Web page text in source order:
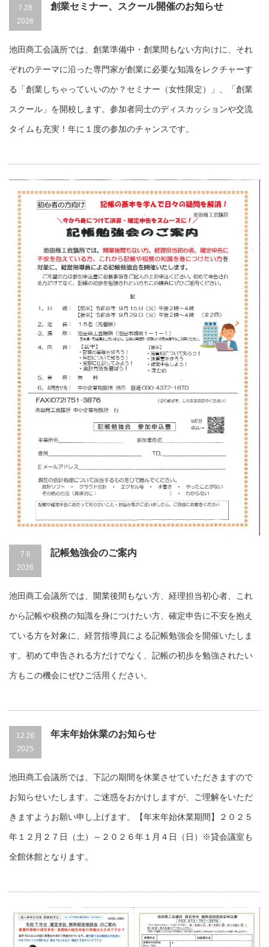
7.28
2026
創業セミナー、スクール開催のお知らせ
池田商工会議所では、創業準備中・創業間もない方向けに、それ
ぞれのテーマに沿った専門家が創業に必要な知識をレクチャーす
る「創業しちゃっていいのか？セミナー（女性限定）」、「創業
スクール」を開校します。参加者同士のディスカッションや交流
タイムも充実！年に１度の参加のチャンスです。
7.6
2026
記帳勉強会のご案内
池田商工会議所では、開業後間もない方、経理担当初心者、これ
から記帳や税務の知識を身につけたい方、確定申告に不安を抱え
ている方を対象に、経営指導員による記帳勉強会を開催いたしま
す。初めて申告される方だけでなく、記帳の初歩を勉強されたい
方もこの機会にぜひご活用ください。
12.26
2025
年末年始休業のお知らせ
池田商工会議所では、下記の期間を休業させていただきますので
お知らせいたします。ご迷惑をおかけしますが、ご理解をいただ
きますようお願い申し上げます。【年末年始休業期間】２０２５
年１２月２７日（土）～２０２６年１月４日（日）※貸会議室も
全館休館となります。